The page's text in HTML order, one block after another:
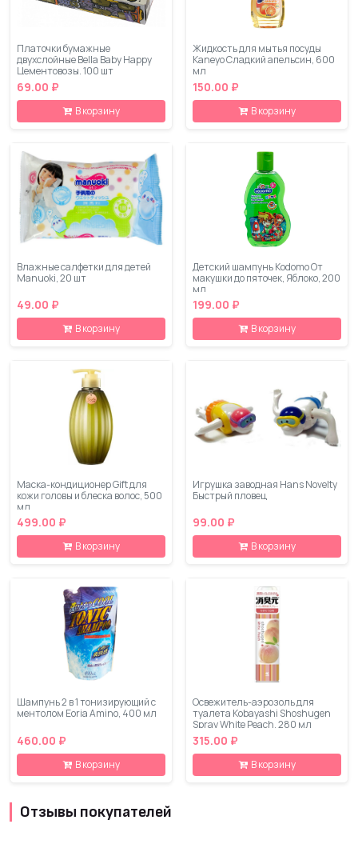
Платочки бумажные
двухслойные Bella Baby Happy
Цементовозы, 100 шт
69.00 ₽
В корзину
Жидкость для мытья посуды
Kaneyo Сладкий апельсин, 600
мл
150.00 ₽
В корзину
Влажные салфетки для детей
Manuoki, 20 шт
49.00 ₽
В корзину
Детский шампунь Kodomo От
макушки до пяточек, Яблоко, 200
мл
199.00 ₽
В корзину
Маска-кондиционер Gift для
кожи головы и блеска волос, 500
мл
499.00 ₽
В корзину
Игрушка заводная Hans Novelty
Быстрый пловец
99.00 ₽
В корзину
Шампунь 2 в 1 тонизирующий с
ментолом Eoria Amino, 400 мл
460.00 ₽
В корзину
Освежитель-аэрозоль для
туалета Kobayashi Shoshugen
Spray White Peach, 280 мл
315.00 ₽
В корзину
Отзывы покупателей